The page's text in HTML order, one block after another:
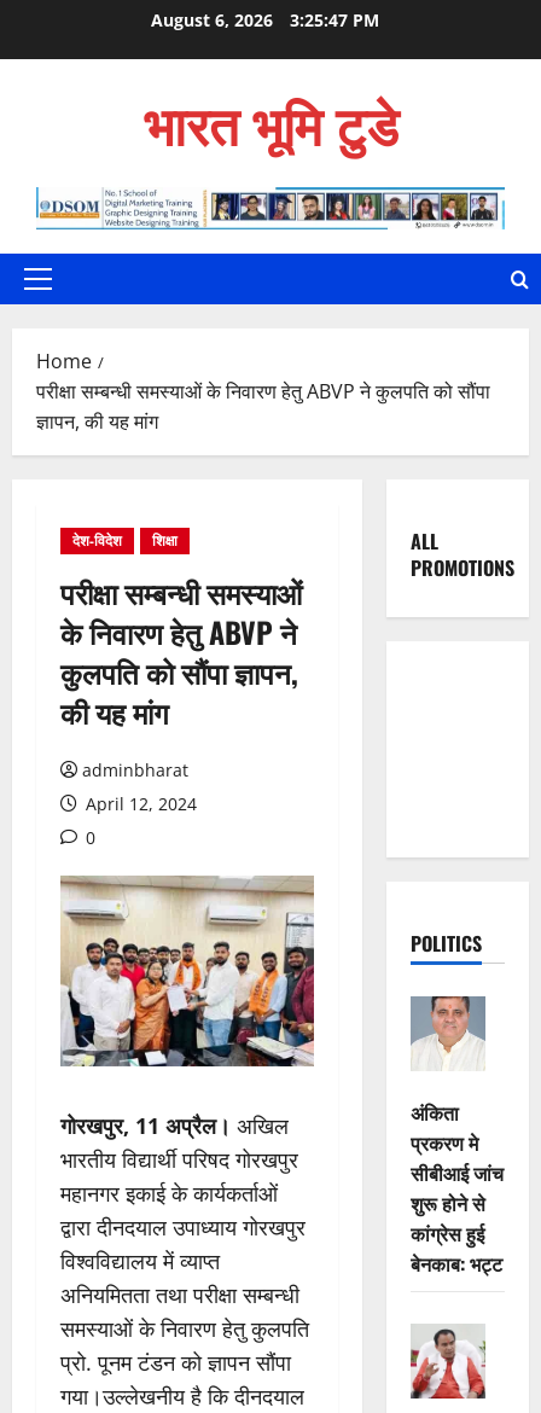
August 6, 2026 3:25:49 PM
भारत भूमि टुडे
Primary
Home
परीक्षा सम्बन्धी समस्याओं के निवारण हेतु ABVP ने कुलपति को सौंपा
ज्ञापन, की यह मांग
देश-विदेश शिक्षा
परीक्षा सम्बन्धी समस्याओं
के निवारण हेतु ABVP ने
कुलपति को सौंपा ज्ञापन,
की यह मांग
adminbharat
April 12, 2024
0
गोरखपुर, 11 अप्रैल। अखिल
भारतीय विद्यार्थी परिषद गोरखपुर
महानगर इकाई के कार्यकर्ताओं
द्वारा दीनदयाल उपाध्याय गोरखपुर
विश्वविद्यालय में व्याप्त
अनियमितता तथा परीक्षा सम्बन्धी
समस्याओं के निवारण हेतु कुलपति
प्रो. पूनम टंडन को ज्ञापन सौंपा
गया।उल्लेखनीय है कि दीनदयाल
ALL
PROMOTIONS
POLITICS
अंकिता
प्रकरण मे
सीबीआई जांच
शुरू होने से
कांग्रेस हुई
बेनकाब: भट्ट